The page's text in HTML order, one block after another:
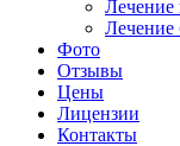
Лечение
Лечение
Фото
Отзывы
Цены
Лицензии
Контакты